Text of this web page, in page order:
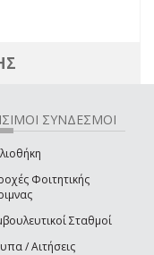
ΣΥΝΔΕΣΜΟΙ
Φοιτητικής
Σταθμοί
/ Αιτήσεις